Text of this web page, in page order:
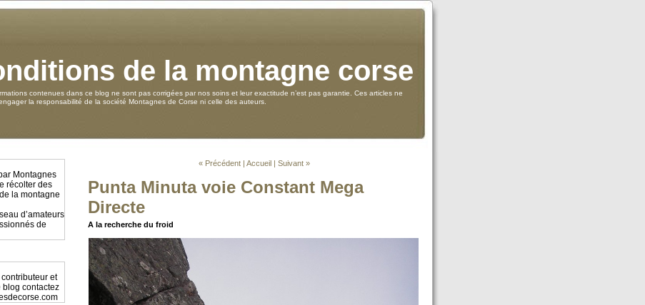
de la montagne corse
contenues dans ce blog ne sont pas corrigées par nos soins et leur exactitude n’est pas garantie. Ces articles ne
la responsabilité de la société Montagnes de Corse ni celle des auteurs.
Montagnes
récolter des
la montagne
d’amateurs
de
et
blog contactez
« Précédent | Accueil | Suivant »
Punta Minuta voie Constant Mega
Directe
A la recherche du froid